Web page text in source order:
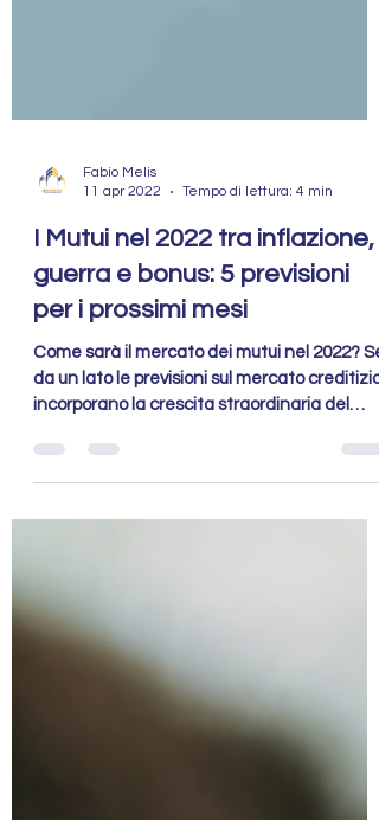
Fabio Melis
11 apr 2022
Tempo di lettura: 4 min
I Mutui nel 2022 tra inflazione,
guerra e bonus: 5 previsioni
per i prossimi mesi
Come sarà il mercato dei mutui nel 2022? Se
2021..